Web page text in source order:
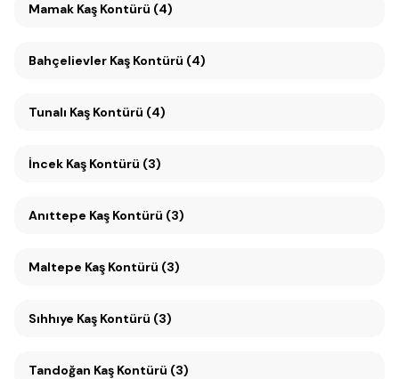
Mamak Kaş Kontürü (4)
Bahçelievler Kaş Kontürü (4)
Tunalı Kaş Kontürü (4)
İncek Kaş Kontürü (3)
Anıttepe Kaş Kontürü (3)
Maltepe Kaş Kontürü (3)
Sıhhıye Kaş Kontürü (3)
Tandoğan Kaş Kontürü (3)